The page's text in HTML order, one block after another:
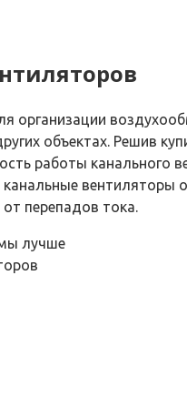
организации
объектах. Решив
работы канального
канальные
перепадов тока.
лучше